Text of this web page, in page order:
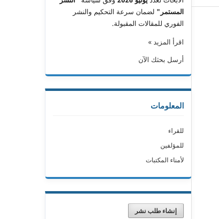
المستمر" لضمان سرعة التحكيم والنشر
الفوري للمقالات المقبولة.
اقرأ المزيد »
أرسل بحثك الآن
المعلومات
للقراء
للمؤلفين
لأمناء المكتبات
إنشاء طلب نشر